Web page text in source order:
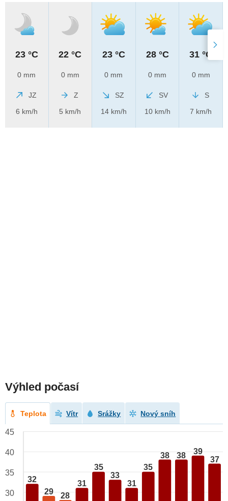
23 °C
0 mm
JZ
6 km/h
22 °C
0 mm
Z
5 km/h
23 °C
0 mm
SZ
14 km/h
28 °C
0 mm
SV
10 km/h
31 °C
0 mm
S
7 km/h
Výhled počasí
Teplota Vítr Srážky Nový sníh
32
29 28
31
35
33
31
35
38 38 39
37
45
40
35
30